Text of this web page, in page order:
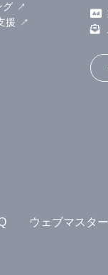
グ
援
ウェブマスタ